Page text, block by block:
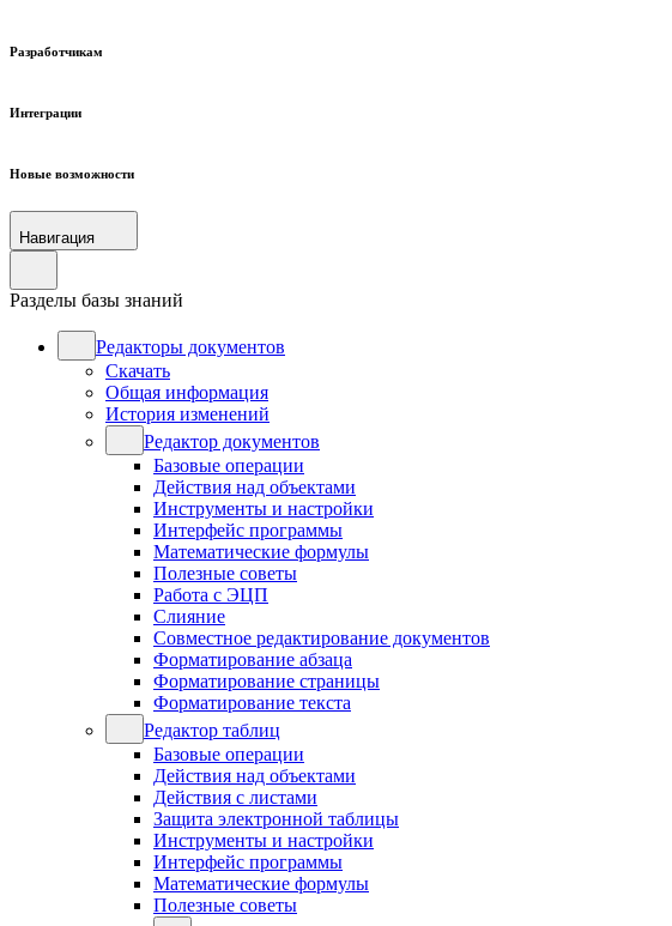
Разработчикам
Интеграции
Новые возможности
Навигация
Разделы базы знаний
Редакторы документов
Скачать
Общая информация
История изменений
Редактор документов
Базовые операции
Действия над объектами
Инструменты и настройки
Интерфейс программы
Математические формулы
Полезные советы
Работа с ЭЦП
Слияние
Совместное редактирование документов
Форматирование абзаца
Форматирование страницы
Форматирование текста
Редактор таблиц
Базовые операции
Действия над объектами
Действия с листами
Защита электронной таблицы
Инструменты и настройки
Интерфейс программы
Математические формулы
Полезные советы